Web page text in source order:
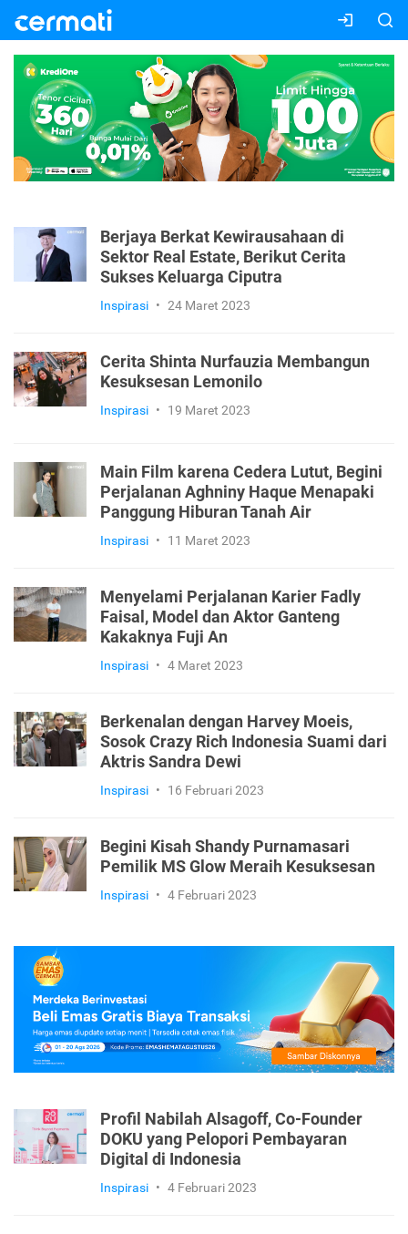
Berjaya Berkat Kewirausahaan di
Sektor Real Estate, Berikut Cerita
Sukses Keluarga Ciputra
Inspirasi • 24 Maret 2023
Cerita Shinta Nurfauzia Membangun
Kesuksesan Lemonilo
Inspirasi • 19 Maret 2023
Main Film karena Cedera Lutut, Begini
Perjalanan Aghniny Haque Menapaki
Panggung Hiburan Tanah Air
Inspirasi • 11 Maret 2023
Menyelami Perjalanan Karier Fadly
Faisal, Model dan Aktor Ganteng
Kakaknya Fuji An
Inspirasi • 4 Maret 2023
Berkenalan dengan Harvey Moeis,
Sosok Crazy Rich Indonesia Suami dari
Aktris Sandra Dewi
Inspirasi • 16 Februari 2023
Begini Kisah Shandy Purnamasari
Pemilik MS Glow Meraih Kesuksesan
Inspirasi • 4 Februari 2023
Profil Nabilah Alsagoff, Co-Founder
DOKU yang Pelopori Pembayaran
Digital di Indonesia
Inspirasi • 4 Februari 2023